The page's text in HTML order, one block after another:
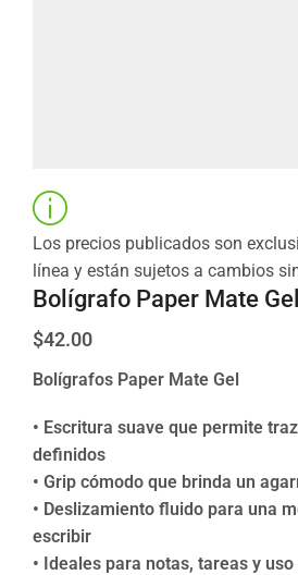
Los precios publicados son
línea y están sujetos a cambios
Bolígrafo Paper Mate
$42.00
Bolígrafos Paper Mate Gel
• Escritura suave que permite
definidos
• Grip cómodo que brinda un
• Deslizamiento fluido para una
escribir
• Ideales para notas, tareas y